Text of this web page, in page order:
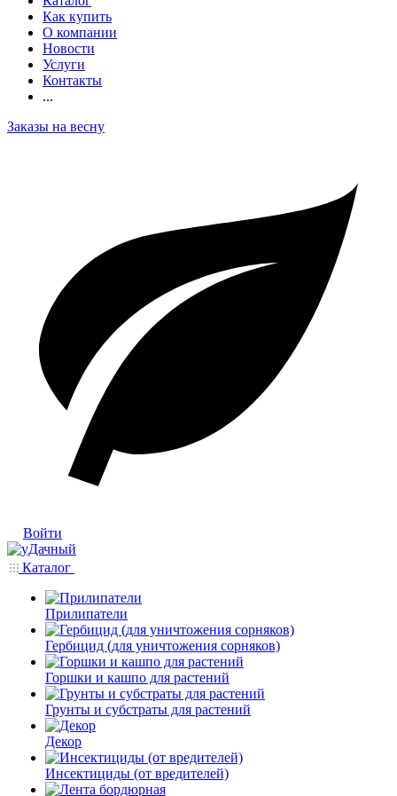
Как купить
О компании
Новости
Услуги
Контакты
...
Заказы на весну
Войти
Каталог
Прилипатели
Гербицид (для уничтожения сорняков)
Горшки и кашпо для растений
Грунты и субстраты для растений
Декор
Инсектициды (от вредителей)